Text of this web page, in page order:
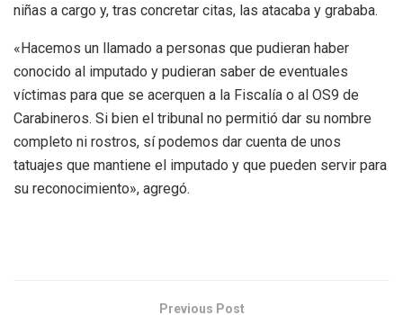
niñas a cargo y, tras concretar citas, las atacaba y grababa.
«Hacemos un llamado a personas que pudieran haber
conocido al imputado y pudieran saber de eventuales
víctimas para que se acerquen a la Fiscalía o al OS9 de
Carabineros. Si bien el tribunal no permitió dar su nombre
completo ni rostros, sí podemos dar cuenta de unos
tatuajes que mantiene el imputado y que pueden servir para
su reconocimiento», agregó.
Previous Post